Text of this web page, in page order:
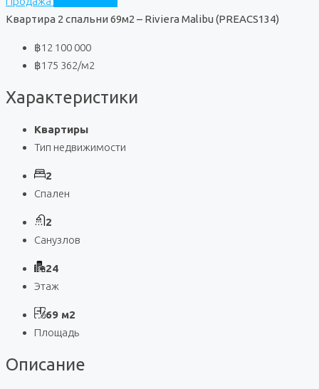
Квартира 2 спальни 69м2 – Riviera Malibu (PREACS134)
฿12 100 000
฿175 362/м2
Характеристики
Квартиры
Тип недвижимости
2
Спален
2
Санузлов
24
Этаж
69 м2
Площадь
Описание